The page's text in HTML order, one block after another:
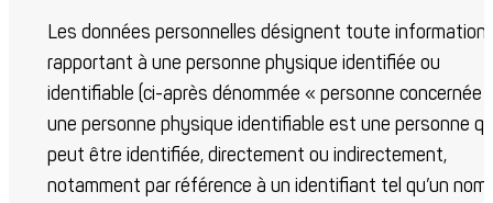
Les données personnelles désignent toute information
rapportant à une personne physique identifiée ou
identifiable (ci-après dénommée « personne concernée
une personne physique identifiable est une personne
peut être identifiée, directement ou indirectement,
notamment par référence à un identifiant tel qu’un